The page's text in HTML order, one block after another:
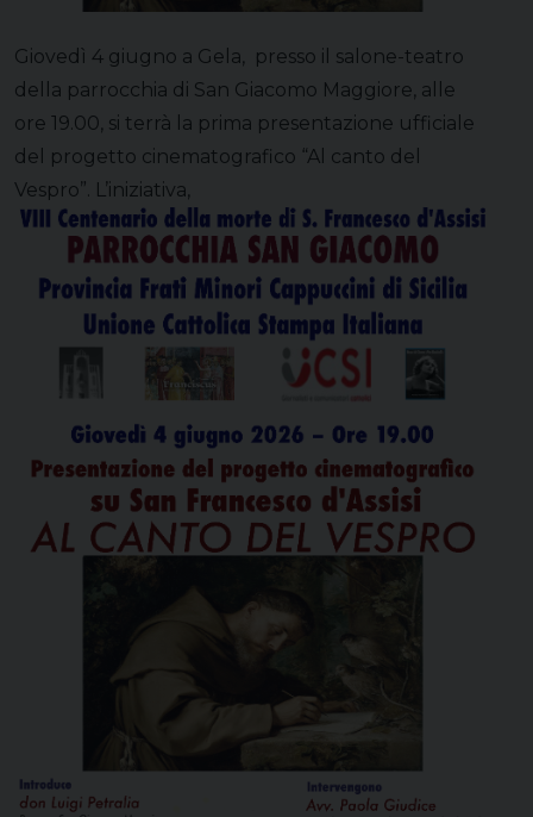
Giovedì 4 giugno a Gela, presso il salone-teatro
della parrocchia di San Giacomo Maggiore, alle
ore 19.00, si terrà la prima presentazione ufficiale
del progetto cinematografico “Al canto del
Vespro”. L’iniziativa,